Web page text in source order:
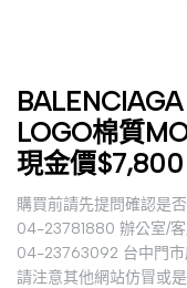
LOGO棉質
現金價$7,800
購買前請先提問確認是
04-23781880 辦公室/
04-23763092 台中門市
請注意其他網站仿冒或